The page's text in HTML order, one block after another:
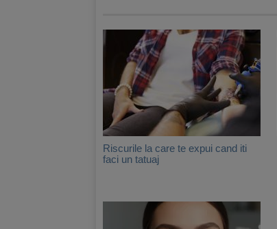
Riscurile la care te expui cand iti
faci un tatuaj